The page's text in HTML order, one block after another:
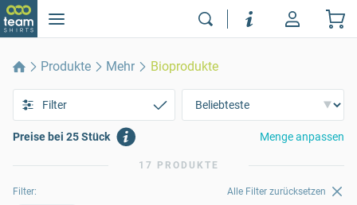
Produkte Mehr Bioprodukte
Filter
Preise bei 25 Stück Menge anpassen
17 PRODUKTE
Filter: Alle Filter zurücksetzen